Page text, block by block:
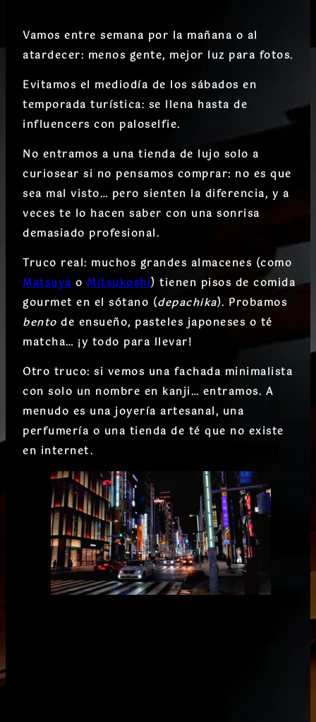
Vamos entre semana por la mañana o al
atardecer: menos gente, mejor luz para fotos.
Evitamos el mediodía de los sábados en
temporada turística: se llena hasta de
influencers con paloselfie.
No entramos a una tienda de lujo solo a
curiosear si no pensamos comprar: no es que
sea mal visto… pero sienten la diferencia, y a
veces te lo hacen saber con una sonrisa
demasiado profesional.
Truco real: muchos grandes almacenes (como
Matsuyao Mitsukoshi) tienen pisos de comida
gourmet en el sótano (depachika). Probamos
bento de ensueño, pasteles japoneses o té
matcha… ¡y todo para llevar!
Otro truco: si vemos una fachada minimalista
con solo un nombre en kanji… entramos. A
menudo es una joyería artesanal, una
perfumería o una tienda de té que no existe
en internet.